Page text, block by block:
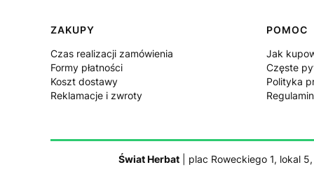
Linki w stopce
ZAKUPY
Czas realizacji zamówienia
Formy płatności
Koszt dostawy
Reklamacje i zwroty
POMOC
Jak
Częste
Polityka
Świat Herbat| plac Roweckiego 1, lokal